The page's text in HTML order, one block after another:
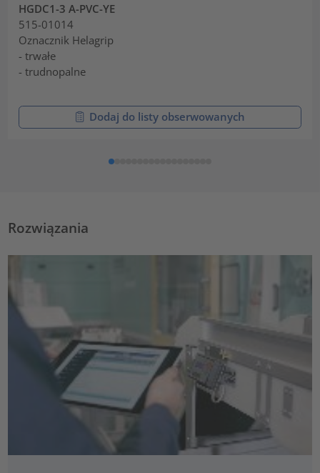
HGDC1-3 A-PVC-YE
515-01014
Oznacznik Helagrip
- trwałe
- trudnopalne
Dodaj do listy obserwowanych
Rozwiązania